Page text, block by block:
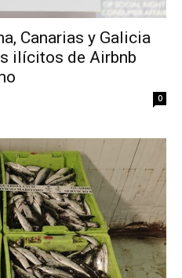
Canarias y Galicia
ilícitos de Airbnb
0